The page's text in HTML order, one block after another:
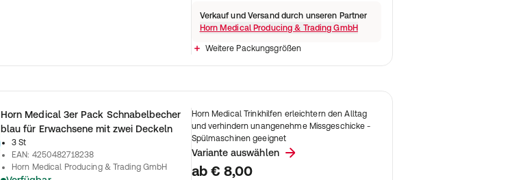
Verkauf und Versand durch unseren Partner
Horn Medical Producing & Trading GmbH
Weitere Packungsgrößen
Horn Medical 3er Pack Schnabelbecher
blau für Erwachsene mit zwei Deckeln
3 St
EAN: 4250482718238
Horn Medical Producing & Trading GmbH
Horn Medical Trinkhilfen erleichtern den Alltag
und verhindern unangenehme Missgeschicke -
Spülmaschinen geeignet
Variante auswählen
ab € 8,00